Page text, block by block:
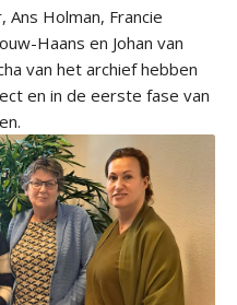
Holman, Francie
Haans en Johan van
van het archief hebben
en in de eerste fase van